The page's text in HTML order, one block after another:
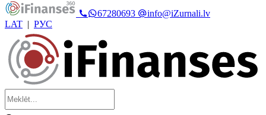
67280693
info@iZurnali.lv
LAT | РУС